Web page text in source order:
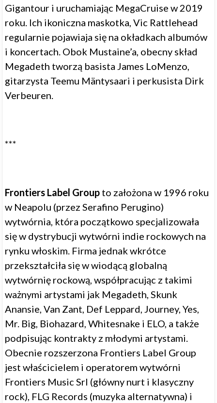
Gigantour i uruchamiając MegaCruise w 2019
roku. Ich ikoniczna maskotka, Vic Rattlehead
regularnie pojawiaja się na okładkach albumów
i koncertach. Obok Mustaine’a, obecny skład
Megadeth tworzą basista James LoMenzo,
gitarzysta Teemu Mäntysaari i perkusista Dirk
Verbeuren.
***
Frontiers Label Group to założona w 1996 roku
w Neapolu (przez Serafino Perugino)
wytwórnia, która początkowo specjalizowała
się w dystrybucji wytwórni indie rockowych na
rynku włoskim. Firma jednak wkrótce
przekształciła się w wiodącą globalną
wytwórnię rockową, współpracując z takimi
ważnymi artystami jak Megadeth, Skunk
Anansie, Van Zant, Def Leppard, Journey, Yes,
Mr. Big, Biohazard, Whitesnake i ELO, a także
podpisując kontrakty z młodymi artystami.
Obecnie rozszerzona Frontiers Label Group
jest właścicielem i operatorem wytwórni
Frontiers Music Srl (główny nurt i klasyczny
rock), FLG Records (muzyka alternatywna) i